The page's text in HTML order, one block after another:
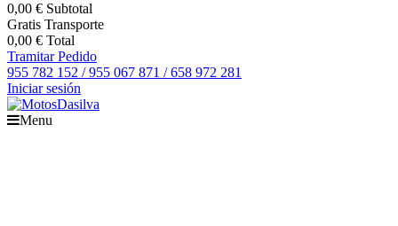
0,00 € Subtotal
Gratis Transporte
0,00 € Total
Tramitar Pedido
955 782 152 / 955 067 871 / 658 972 281
Iniciar sesión
Menu